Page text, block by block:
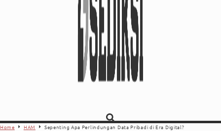
Home HAM Sepenting Apa Perlindungan Data Pribadi di Era Digital?